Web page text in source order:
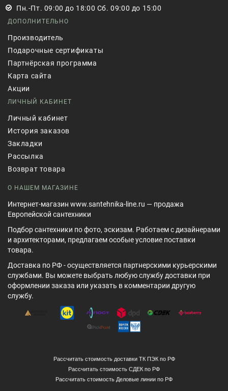
Пн.-Пт. 09:00 до 18:00 Сб. 09:00 до 15:00
ДОПОЛНИТЕЛЬНО
Производитель
Подарочные сертификаты
Партнёрская программа
Карта сайта
Акции
ЛИЧНЫЙ КАБИНЕТ
Личный кабинет
История заказов
Закладки
Рассылка
Возврат товара
О НАШЕМ МАГАЗИНЕ
Интернет-магазин www.santehnika-line.ru — продажа
Европейской сантехники
Подбор сантехники по фото, эскизам. Работаем с дизайнерами
и архитекторами, предлагаем особые условие поставки
товара.
Доставка по РФ - осуществляется партнерскими курьерскими
службами. Вы можете выбрать любую службу доставки при
оформлении заказа или указать в комментарии другую
службу.
Рассчитать стоимость доставки ТК ПЭК по РФ
Рассчитать стоимость СДЕК по РФ
Рассчитать стоимость Деловые линии по РФ